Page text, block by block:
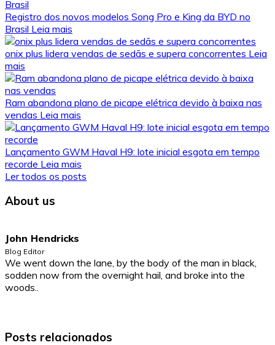
Registro dos novos modelos Song Pro e King da BYD no
Brasil Leia mais
onix plus lidera vendas de sedãs e supera concorrentes Leia
mais
Ram abandona plano de picape elétrica devido à baixa nas
vendas Leia mais
Lançamento GWM Haval H9: lote inicial esgota em tempo
recorde Leia mais
Ler todos os posts
About us
John Hendricks
Blog Editor
We went down the lane, by the body of the man in black,
sodden now from the overnight hail, and broke into the
woods..
Posts relacionados